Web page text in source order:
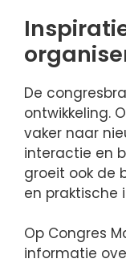
De
ontwikkeling.
vaker naar
interactie en
groeit ook de
en praktische
Op Congres
informatie